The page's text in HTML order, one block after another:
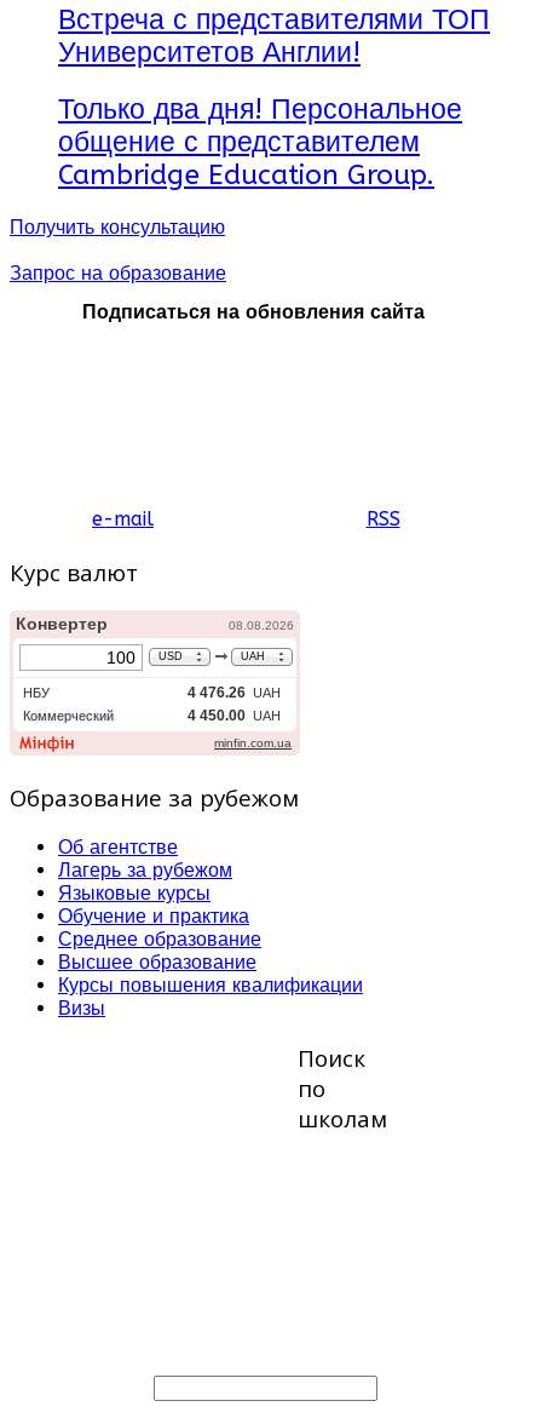
Встреча с представителями ТОП
Университетов Англии!
Только два дня! Персональное
общение с представителем
Cambridge Education Group.
Получить консультацию
Запрос на образование
Подписаться на обновления сайта
e-mail RSS
Курс валют
Образование за рубежом
Об агентстве
Лагерь за рубежом
Языковые курсы
Обучение и практика
Среднее образование
Высшее образование
Курсы повышения квалификации
Визы
Поиск
по
школам